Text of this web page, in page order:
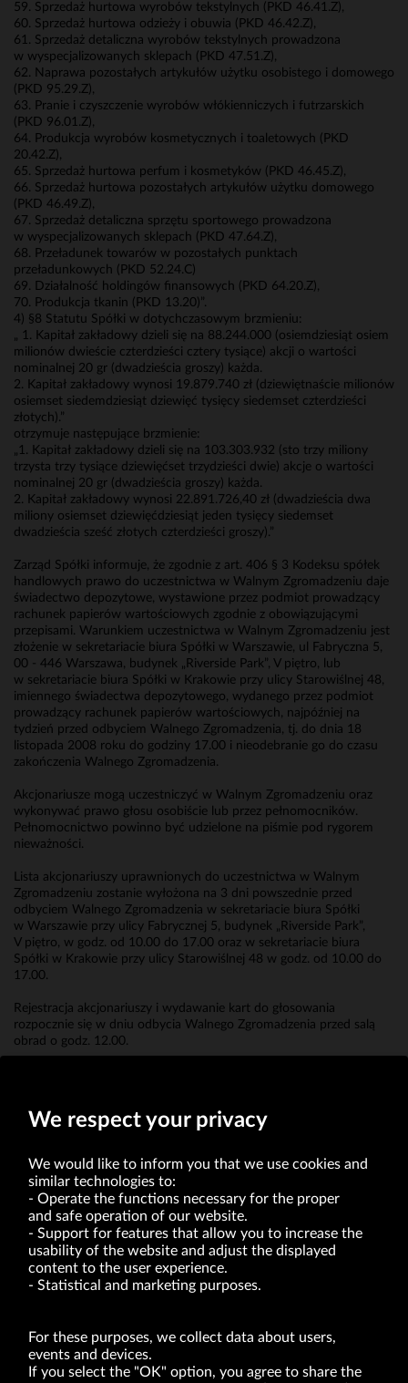
59. Sprzedaż hurtowa wyrobów tekstylnych (PKD 46.41.Z),
60. Sprzedaż hurtowa odzieży i obuwia (PKD 46.42.Z),
61. Sprzedaż detaliczna wyrobów tekstylnych prowadzona
w wyspecjalizowanych sklepach (PKD 47.51.Z),
62. Naprawa pozostałych artykułów użytku osobistego i domowego
(PKD 95.29.Z),
63. Pranie i czyszczenie wyrobów włókienniczych i futrzarskich
(PKD 96.01.Z),
64. Produkcja wyrobów kosmetycznych i toaletowych (PKD
20.42.Z),
65. Sprzedaż hurtowa perfum i kosmetyków (PKD 46.45.Z),
66. Sprzedaż hurtowa pozostałych artykułów użytku domowego
(PKD 46.49.Z),
67. Sprzedaż detaliczna sprzętu sportowego prowadzona
w wyspecjalizowanych sklepach (PKD 47.64.Z),
68. Przeładunek towarów w pozostałych punktach
przeładunkowych (PKD 52.24.C)
69. Działalność holdingów finansowych (PKD 64.20.Z),
70. Produkcja tkanin (PKD 13.20)”.
4) §8 Statutu Spółki w dotychczasowym brzmieniu:
„ 1. Kapitał zakładowy dzieli się na 88.244.000 (osiemdziesiąt osiem
milionów dwieście czterdzieści cztery tysiące) akcji o wartości
nominalnej 20 gr (dwadzieścia groszy) każda.
2. Kapitał zakładowy wynosi 19.879.740 zł (dziewiętnaście milionów
osiemset siedemdziesiąt dziewięć tysięcy siedemset czterdzieści
złotych).”
otrzymuje następujące brzmienie:
„1. Kapitał zakładowy dzieli się na 103.303.932 (sto trzy miliony
trzysta trzy tysiące dziewięćset trzydzieści dwie) akcje o wartości
nominalnej 20 gr (dwadzieścia groszy) każda.
2. Kapitał zakładowy wynosi 22.891.726,40 zł (dwadzieścia dwa
miliony osiemset dziewięćdziesiąt jeden tysięcy siedemset
dwadzieścia sześć złotych czterdzieści groszy).”
Zarząd Spółki informuje, że zgodnie z art. 406 § 3 Kodeksu spółek
handlowych prawo do uczestnictwa w Walnym Zgromadzeniu daje
świadectwo depozytowe, wystawione przez podmiot prowadzący
rachunek papierów wartościowych zgodnie z obowiązującymi
przepisami. Warunkiem uczestnictwa w Walnym Zgromadzeniu jest
złożenie w sekretariacie biura Spółki w Warszawie, ul Fabryczna 5,
00 - 446 Warszawa, budynek „Riverside Park”, V piętro, lub
w sekretariacie biura Spółki w Krakowie przy ulicy Starowiślnej 48,
imiennego świadectwa depozytowego, wydanego przez podmiot
prowadzący rachunek papierów wartościowych, najpóźniej na
tydzień przed odbyciem Walnego Zgromadzenia, tj. do dnia 18
listopada 2008 roku do godziny 17.00 i nieodebranie go do czasu
zakończenia Walnego Zgromadzenia.
Akcjonariusze mogą uczestniczyć w Walnym Zgromadzeniu oraz
wykonywać prawo głosu osobiście lub przez pełnomocników.
Pełnomocnictwo powinno być udzielone na piśmie pod rygorem
nieważności.
Lista akcjonariuszy uprawnionych do uczestnictwa w Walnym
Zgromadzeniu zostanie wyłożona na 3 dni powszednie przed
odbyciem Walnego Zgromadzenia w sekretariacie biura Spółki
w Warszawie przy ulicy Fabrycznej 5, budynek „Riverside Park”,
V piętro, w godz. od 10.00 do 17.00 oraz w sekretariacie biura
Spółki w Krakowie przy ulicy Starowiślnej 48 w godz. od 10.00 do
17.00.
Rejestracja akcjonariuszy i wydawanie kart do głosowania
rozpocznie się w dniu odbycia Walnego Zgromadzenia przed salą
obrad o godz. 12.00.
VRG S.A. | 10 Pilotów Street | 31-462 Kraków
Tax Identification Number: 675-000-03-61
District Court for Kraków-Śródmieście in Kraków
XI Economic Department of the National Court Register number 0000047082
of act of 8.03.2013 on combating excessive late payment in commercial transactions
(Journal of Laws of 2019, item 118 as amended).
We respect your privacy
We would like to inform you that we use cookies and
similar technologies to:
Operate the functions necessary for the proper
and safe operation of our website.
Support for features that allow you to increase the
usability of the website and adjust the displayed
content to the user experience.
Statistical and marketing purposes.
For these purposes, we collect data about users,
events and devices.
If you select the "OK" option, you agree to share the